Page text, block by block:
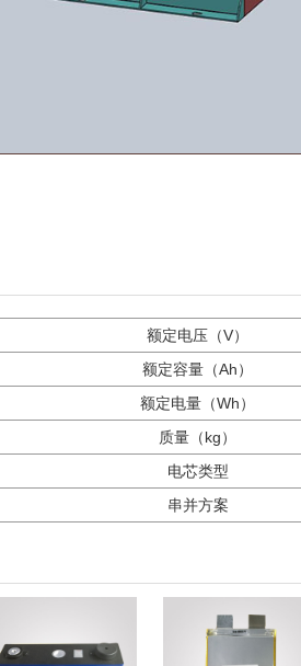
额定电压（V）
额定容量（Ah）
额定电量（Wh）
质量（kg）
电芯类型
串并方案